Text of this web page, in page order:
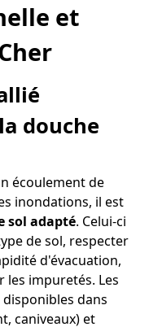
et
douche
écoulement de
inondations, il est
sol adapté. Celui-ci
de sol, respecter
d'évacuation,
impuretés. Les
dans
caniveaux) et